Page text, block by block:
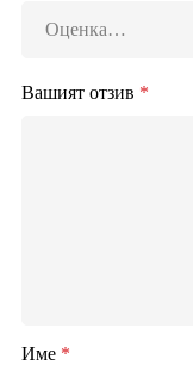
Вашият отзив *
Име *